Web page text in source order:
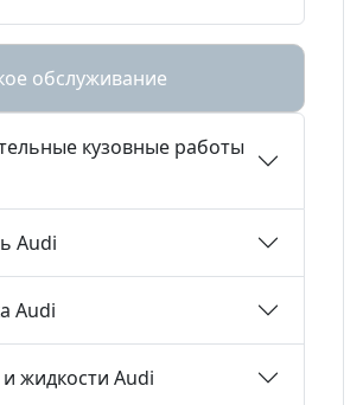
обслуживание
кузовные работы
Audi
Audi
жидкости Audi